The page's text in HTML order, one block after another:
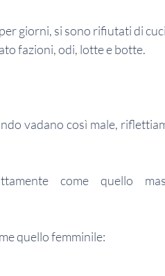
giorni, si sono rifiutati di
fazioni, odi, lotte e botte.
vadano così male,
quello femminile: